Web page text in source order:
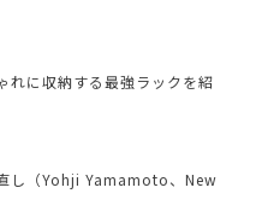
れに収納する最強ラックを紹
し（Yohji Yamamoto、New